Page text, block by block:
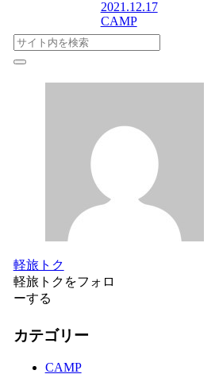
2021.12.17
CAMP
軽旅トク
軽旅トクをフォロ
ーする
カテゴリー
CAMP